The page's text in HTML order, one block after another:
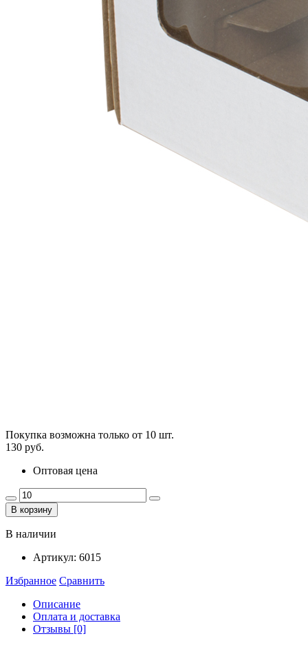
Покупка возможна только от 10 шт.
130 руб.
Оптовая цена
В корзину
В наличии
Артикул: 6015
Избранное Сравнить
Описание
Оплата и доставка
Отзывы [0]